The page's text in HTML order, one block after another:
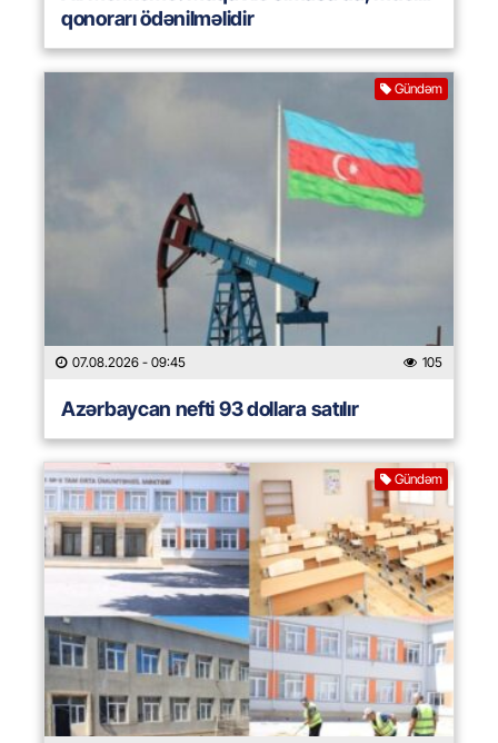
qonorarı ödənilməlidir
Gündəm
07.08.2026 - 09:45 105
Azərbaycan nefti 93 dollara satılır
Gündəm